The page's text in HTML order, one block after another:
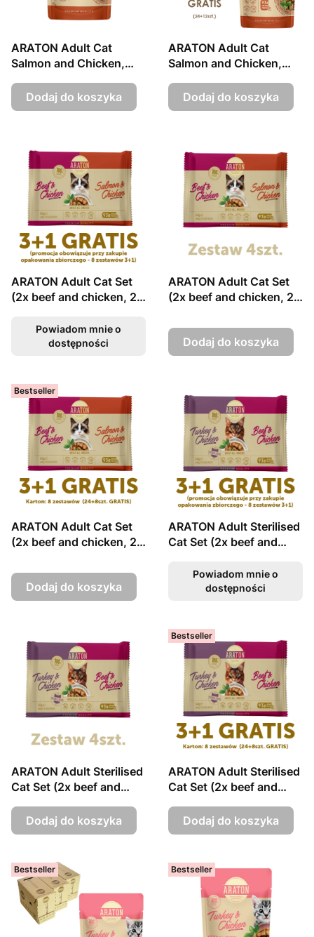
ARATON Adult Cat
Salmon and Chicken,
Dodaj do koszyka
ARATON Adult Cat
Salmon and Chicken,
GRATIS
Dodaj do koszyka
ARATON Adult Cat Set
(2x beef and chicken, 2x
4x85g sasz. BOX 3+1
Powiadom mnie o
dostępności
ARATON Adult Cat Set
(2x beef and chicken, 2x
4x85g sasz. ZESTAW
Dodaj do koszyka
Bestseller
ARATON Adult Cat Set
(2x beef and chicken, 2x
3+1 85g sasz. ZESTAW
Dodaj do koszyka
ARATON Adult Sterilised
Cat Set (2x beef and
chicken), 4x85g
sasz.BOX 3+1
Powiadom mnie o
dostępności
ARATON Adult Sterilised
Cat Set (2x beef and
chicken), 4x85g
sasz.ZESTAW
Dodaj do koszyka
Bestseller
ARATON Adult Sterilised
Cat Set (2x beef and
chicken), 8x 3+1 85g
sasz. ZESTAW BOX
Dodaj do koszyka
Bestseller Bestseller